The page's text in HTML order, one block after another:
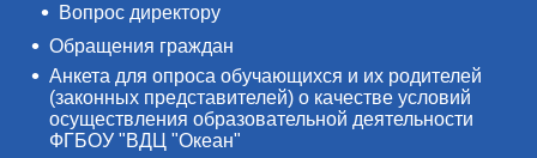
Вопрос директору
Обращения граждан
Анкета для опроса обучающихся и их родителей
(законных представителей) о качестве условий
осуществления образовательной деятельности
ФГБОУ "ВДЦ "Океан"